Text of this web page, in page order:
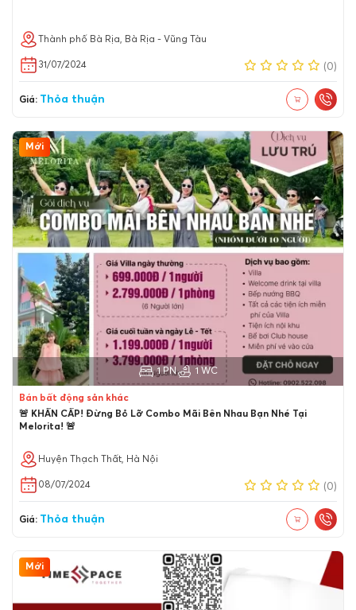
Thành phố Bà Rịa, Bà Rịa - Vũng Tàu
31/07/2024 (0)
Giá: Thỏa thuận
Mới
1 PN 1 WC
Bán bất động sản khác
🚨 KHẨN CẤP! Đừng Bỏ Lỡ Combo Mãi Bên Nhau Bạn Nhé Tại
Melorita! 🚨
Huyện Thạch Thất, Hà Nội
08/07/2024 (0)
Giá: Thỏa thuận
Mới